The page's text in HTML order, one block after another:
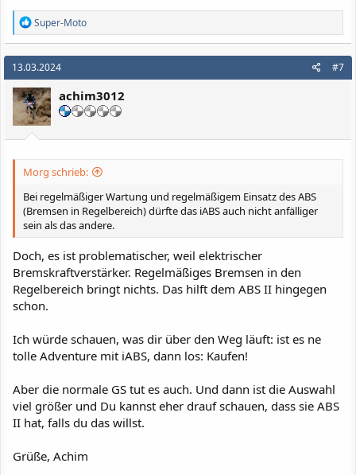
R
e
a
k
t
i
o
n
e
n
Super-Moto
13.03.2024 #7
achim3012
Morg schrieb:
Bei regelmäßiger Wartung und regelmäßigem Einsatz des ABS
(Bremsen in Regelbereich) dürfte das iABS auch nicht anfälliger
sein als das andere.
Doch, es ist problematischer, weil elektrischer
Bremskraftverstärker. Regelmäßiges Bremsen in den
Regelbereich bringt nichts. Das hilft dem ABS II hingegen
schon.
Ich würde schauen, was dir über den Weg läuft: ist es ne
tolle Adventure mit iABS, dann los: Kaufen!
Aber die normale GS tut es auch. Und dann ist die Auswahl
viel größer und Du kannst eher drauf schauen, dass sie ABS
II hat, falls du das willst.
Grüße, Achim